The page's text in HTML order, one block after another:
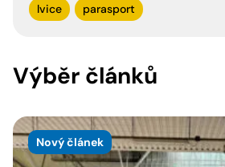
lvice parasport
Výběr článků
Nový článek